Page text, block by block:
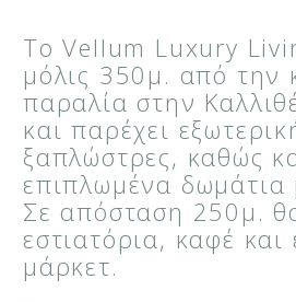
Το Vellum Luxury
μόλις 350μ. από την
παραλία στην
και παρέχει
ξαπλώστρες, καθώς
επιπλωμένα δωμάτια
Σε απόσταση 250μ.
εστιατόρια, καφέ
μάρκετ.